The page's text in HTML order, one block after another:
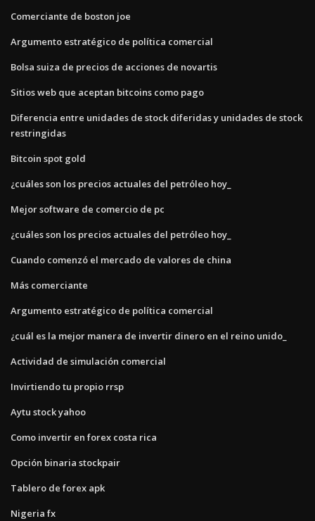
Comerciante de boston joe
Argumento estratégico de política comercial
Bolsa suiza de precios de acciones de novartis
Sitios web que aceptan bitcoins como pago
Diferencia entre unidades de stock diferidas y unidades de stock
restringidas
Bitcoin spot gold
¿cuáles son los precios actuales del petróleo hoy_
Mejor software de comercio de pc
¿cuáles son los precios actuales del petróleo hoy_
Cuando comenzó el mercado de valores de china
Más comerciante
Argumento estratégico de política comercial
¿cuál es la mejor manera de invertir dinero en el reino unido_
Actividad de simulación comercial
Invirtiendo tu propio rrsp
Aytu stock yahoo
Como invertir en forex costa rica
Opción binaria stockpair
Tablero de forex apk
Nigeria fx